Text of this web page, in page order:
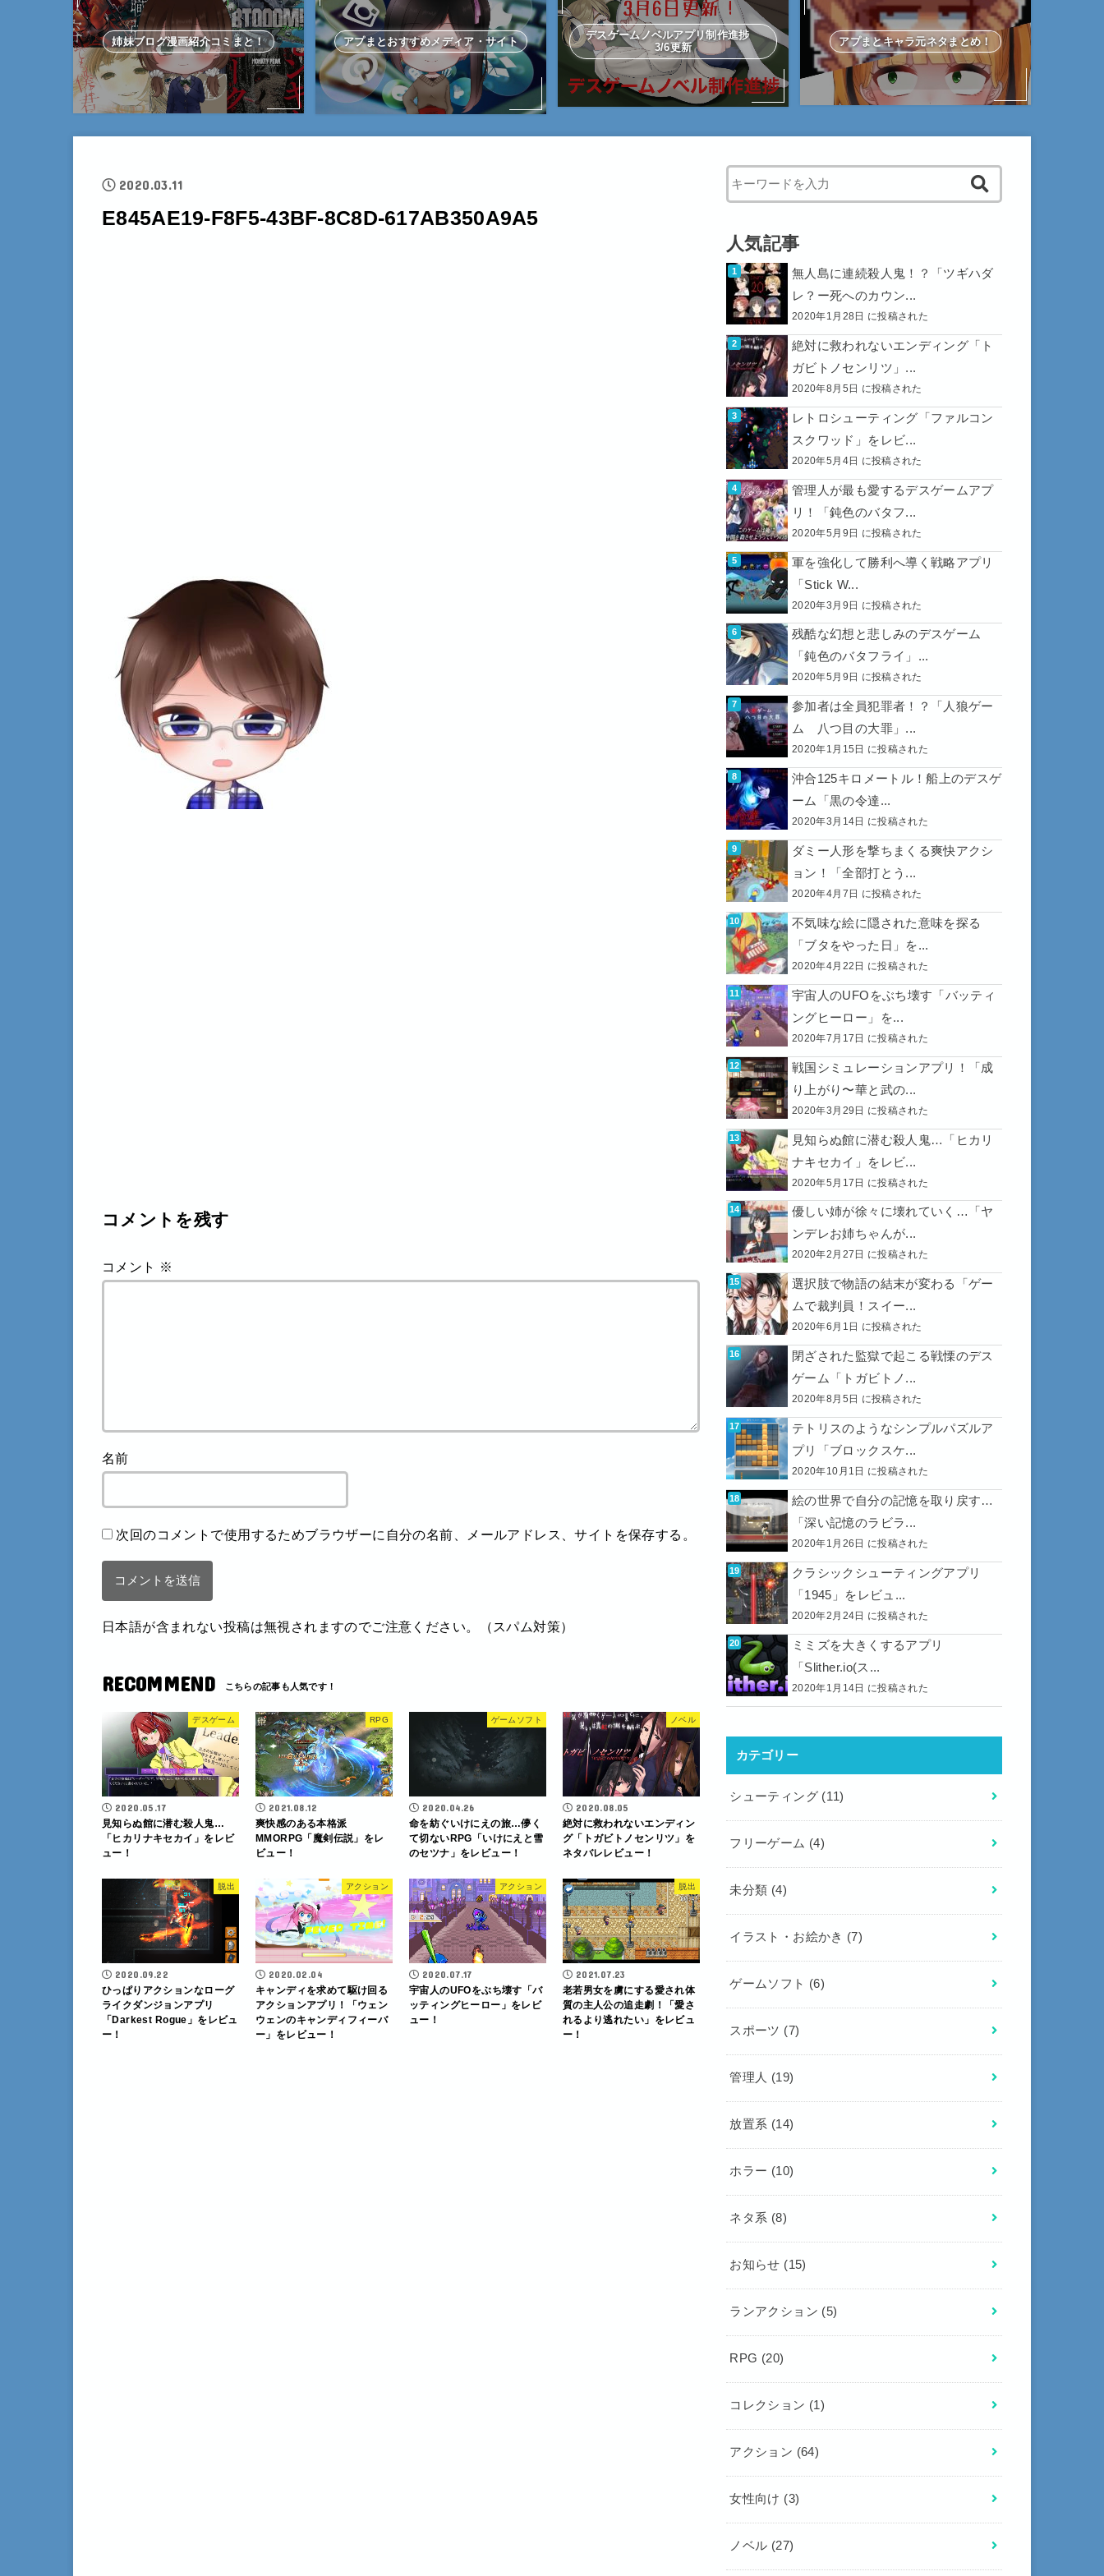
姉妹ブログ漫画紹介コミまと！ アプまとおすすめメディア・サイト
デスゲームノベルアプリ制作進捗
3/6更新
アプまとキャラ元ネタまとめ！
2020.03.11
E845AE19-F8F5-43BF-8C8D-617AB350A9A5
コメントを残す
コメント ※
名前
次回のコメントで使用するためブラウザーに自分の名前、メールアドレス、サイトを保存する。
日本語が含まれない投稿は無視されますのでご注意ください。（スパム対策）
RECOMMEND
デスゲーム
2020.05.17
見知らぬ館に潜む殺人鬼…
「ヒカリナキセカイ」をレビ
ュー！
RPG
2021.08.12
爽快感のある本格派
MMORPG「魔剣伝説」をレ
ビュー！
ゲームソフト
2020.04.26
命を紡ぐいけにえの旅…儚く
て切ないRPG「いけにえと雪
のセツナ」をレビュー！
ノベル
2020.08.05
絶対に救われないエンディン
グ「トガビトノセンリツ」を
ネタバレレビュー！
脱出
2020.09.22
ひっぱりアクションなローグ
ライクダンジョンアプリ
「Darkest Rogue」をレビュ
ー！
アクション
2020.02.04
キャンディを求めて駆け回る
アクションアプリ！「ウェン
ウェンのキャンディフィーバ
ー」をレビュー！
アクション
2020.07.17
宇宙人のUFOをぶち壊す「バ
ッティングヒーロー」をレビ
ュー！
脱出
2021.07.23
老若男女を虜にする愛され体
質の主人公の追走劇！「愛さ
れるより逃れたい」をレビュ
ー！
When autocomplete results are available use up and down
人気記事
無人島に連続殺人鬼！？「ツギハダ
レ？ー死へのカウン...
2020年1月28日 に投稿された
絶対に救われないエンディング「ト
ガビトノセンリツ」...
2020年8月5日 に投稿された
レトロシューティング「ファルコン
スクワッド」をレビ...
2020年5月4日 に投稿された
管理人が最も愛するデスゲームアプ
リ！「鈍色のバタフ...
2020年5月9日 に投稿された
軍を強化して勝利へ導く戦略アプリ
「Stick W...
2020年3月9日 に投稿された
残酷な幻想と悲しみのデスゲーム
「鈍色のバタフライ」...
2020年5月9日 に投稿された
参加者は全員犯罪者！？「人狼ゲー
ム 八つ目の大罪」...
2020年1月15日 に投稿された
沖合125キロメートル！船上のデスゲ
ーム「黒の令達...
2020年3月14日 に投稿された
ダミー人形を撃ちまくる爽快アクシ
ョン！「全部打とう...
2020年4月7日 に投稿された
不気味な絵に隠された意味を探る
「ブタをやった日」を...
2020年4月22日 に投稿された
宇宙人のUFOをぶち壊す「バッティ
ングヒーロー」を...
2020年7月17日 に投稿された
戦国シミュレーションアプリ！「成
り上がり〜華と武の...
2020年3月29日 に投稿された
見知らぬ館に潜む殺人鬼…「ヒカリ
ナキセカイ」をレビ...
2020年5月17日 に投稿された
優しい姉が徐々に壊れていく…「ヤ
ンデレお姉ちゃんが...
2020年2月27日 に投稿された
選択肢で物語の結末が変わる「ゲー
ムで裁判員！スイー...
2020年6月1日 に投稿された
閉ざされた監獄で起こる戦慄のデス
ゲーム「トガビトノ...
2020年8月5日 に投稿された
テトリスのようなシンプルパズルア
プリ「ブロックスケ...
2020年10月1日 に投稿された
絵の世界で自分の記憶を取り戻す…
「深い記憶のラビラ...
2020年1月26日 に投稿された
クラシックシューティングアプリ
「1945」をレビュ...
2020年2月24日 に投稿された
ミミズを大きくするアプリ
「Slither.io(ス...
2020年1月14日 に投稿された
カテゴリー
シューティング (11)
フリーゲーム (4)
未分類 (4)
イラスト・お絵かき (7)
ゲームソフト (6)
スポーツ (7)
管理人 (19)
放置系 (14)
ホラー (10)
ネタ系 (8)
お知らせ (15)
ランアクション (5)
RPG (20)
コレクション (1)
アクション (64)
女性向け (3)
ノベル (27)